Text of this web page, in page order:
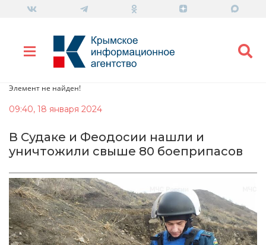
Элемент не найден!
09:40, 18 января 2024
В Судаке и Феодосии нашли и
уничтожили свыше 80 боеприпасов